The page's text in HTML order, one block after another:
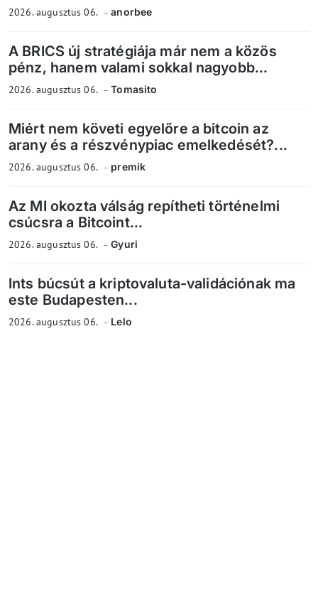
2026. augusztus 06. anorbee
A BRICS új stratégiája már nem a közös
pénz, hanem valami sokkal nagyobb...
2026. augusztus 06. Tomasito
Miért nem követi egyelőre a bitcoin az
arany és a részvénypiac emelkedését?...
2026. augusztus 06. premik
Az MI okozta válság repítheti történelmi
csúcsra a Bitcoint...
2026. augusztus 06. Gyuri
Ints búcsút a kriptovaluta-validációnak ma
este Budapesten...
2026. augusztus 06. Lelo